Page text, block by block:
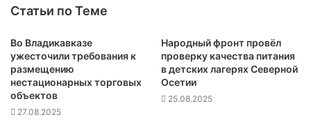
Статьи по Теме
Во Владикавказе
ужесточили требования к
размещению
нестационарных торговых
объектов
27.08.2025
Народный фронт провёл
проверку качества питания
в детских лагерях Северной
Осетии
25.08.2025